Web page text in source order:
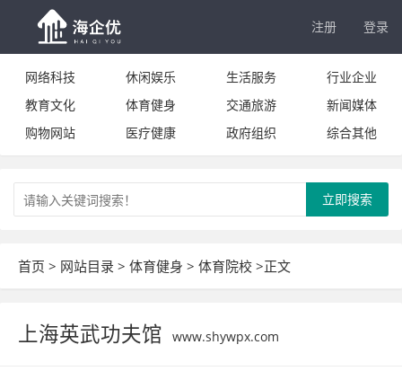
注册 登录
网络科技 休闲娱乐 生活服务
行业企业
教育文化
体育健身 交通旅游
新闻媒体
购物网站
医疗健康 政府组织 综合其他
立即搜索
首页 > 网站目录 > 体育健身 > 体育院校 >正文
上海英武功夫馆 www.shywpx.com